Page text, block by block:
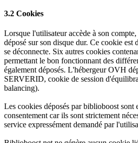
3.2 Cookies
Lorsque l'utilisateur accède à son
déposé sur son disque dur. Ce cookie est
se déconnecte. Six autres cookies
permettant le bon fonctionnant des
également déposés. L'hébergeur OVH
SERVERID, cookie de session
balancing).
Les cookies déposés par biblioboost sont
consentement car ils sont strictement
service expressément demandé par